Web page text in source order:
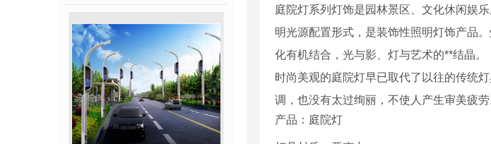
庭院灯系列灯饰是园林景区、文化休闲娱
明光源配置形式，是装饰性照明灯饰产品
化有机结合，光与影、灯与艺术的**结晶。
时尚美观的庭院灯早已取代了以往的传统
调，也没有太过绚丽，不使人产生审美疲劳
产品：庭院灯